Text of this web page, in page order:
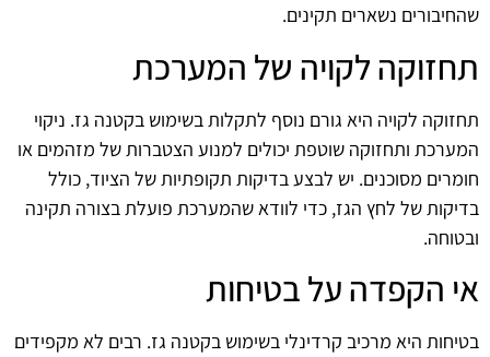
שהחיבורים נשארים תקינים.
תחזוקה לקויה של המערכת
תחזוקה לקויה היא גורם נוסף לתקלות בשימוש בקטנה גז. ניקוי
המערכת ותחזוקה שוטפת יכולים למנוע הצטברות של מזהמים או
חומרים מסוכנים. יש לבצע בדיקות תקופתיות של הציוד, כולל
בדיקות של לחץ הגז, כדי לוודא שהמערכת פועלת בצורה תקינה
ובטוחה.
אי הקפדה על בטיחות
בטיחות היא מרכיב קרדינלי בשימוש בקטנה גז. רבים לא מקפידים